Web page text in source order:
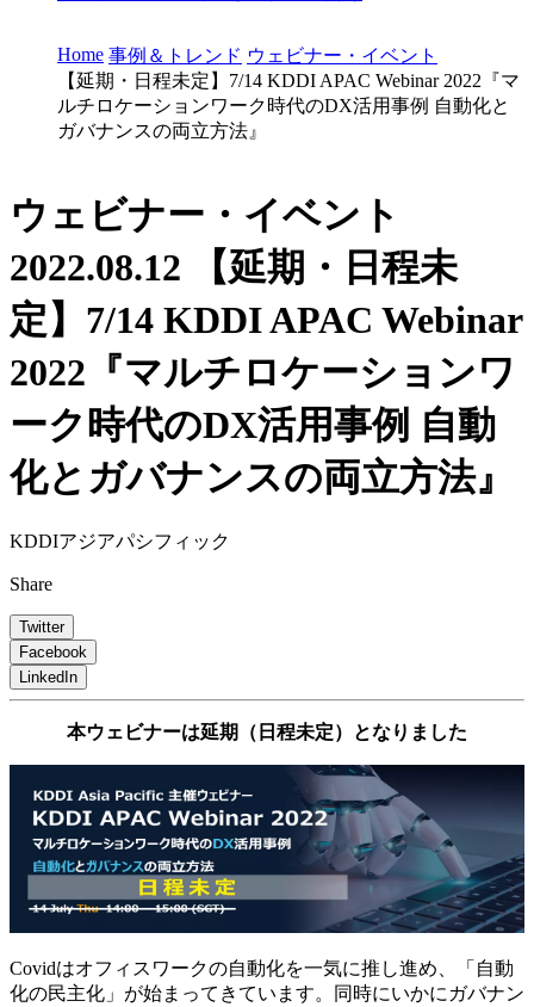
Home 事例＆トレンド ウェビナー・イベント
【延期・日程未定】7/14 KDDI APAC Webinar 2022『マ
ルチロケーションワーク時代のDX活用事例 自動化と
ガバナンスの両立方法』
ウェビナー・イベント
2022.08.12
【延期・日程未
定】7/14 KDDI APAC Webinar
2022『マルチロケーションワ
ーク時代のDX活用事例 自動
化とガバナンスの両立方法』
KDDIアジアパシフィック
Share
Twitter
Facebook
LinkedIn
本ウェビナーは延期（日程未定）となりました
Covidはオフィスワークの自動化を一気に推し進め、「自動
化の民主化」が始まってきています。同時にいかにガバナン